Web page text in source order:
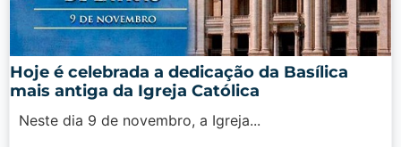
Hoje é celebrada a dedicação da Basílica
mais antiga da Igreja Católica
Neste dia 9 de novembro, a Igreja...